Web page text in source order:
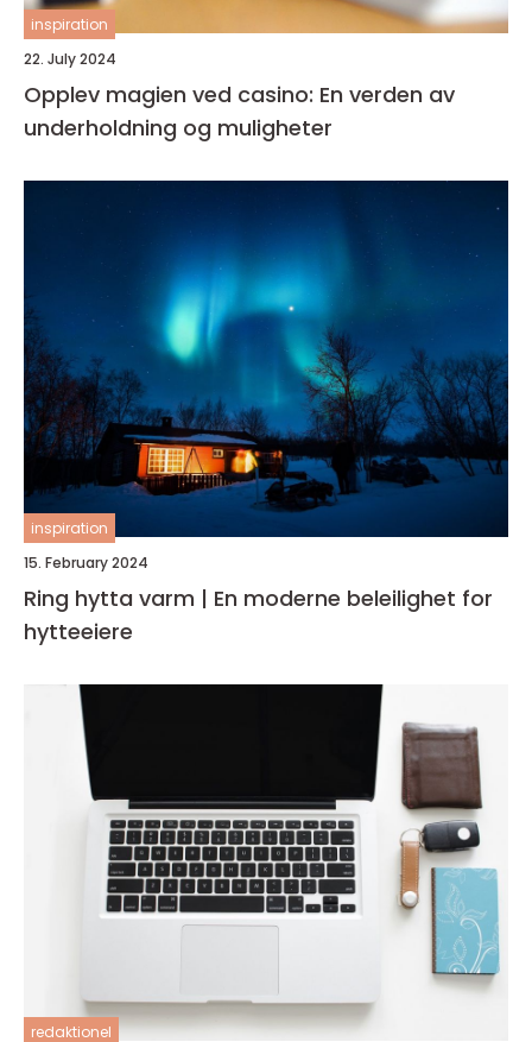
inspiration
22. July 2024
Opplev magien ved casino: En verden av
underholdning og muligheter
inspiration
15. February 2024
Ring hytta varm | En moderne beleilighet for
hytteeiere
redaktionel